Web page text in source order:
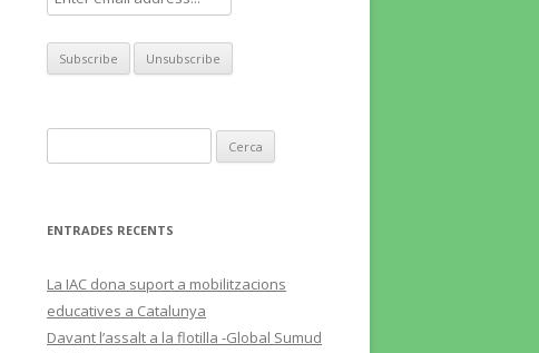
ENTRADES RECENTS
La IAC dona suport a mobilitzacions
educatives a Catalunya
Davant l’assalt a la flotilla -Global Sumud